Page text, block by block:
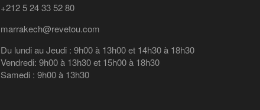
+212 5 24 33 52 80
marrakech@revetou.com
Du lundi au Jeudi : 9h00 à 13h00 et 14h30 à 18h30
Vendredi: 9h00 à 13h30 et 15h00 à 18h30
Samedi : 9h00 à 13h30